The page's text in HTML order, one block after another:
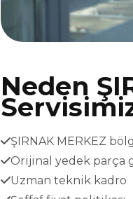
Neden
ŞIRNAK MERKEZ
Orijinal yedek parça
Uzman teknik kadro